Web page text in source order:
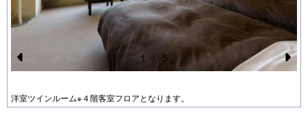
Pr
e
洋室ツインルーム※４階客室フロアとなります。
N
1 / 5